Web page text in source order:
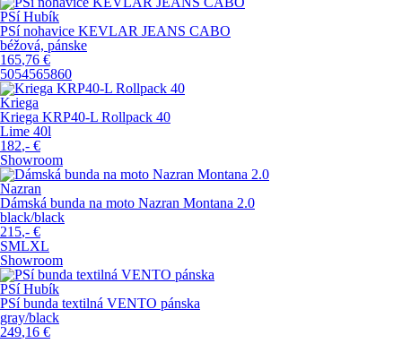
PSí Hubík
PSí nohavice KEVLAR JEANS CABO
béžová, pánske
165,76 €
5054565860
Kriega
Kriega KRP40-L Rollpack 40
Lime 40l
182,- €
Showroom
Nazran
Dámská bunda na moto Nazran Montana 2.0
black/black
215,- €
SMLXL
Showroom
PSí Hubík
PSí bunda textilná VENTO pánska
gray/black
249,16 €